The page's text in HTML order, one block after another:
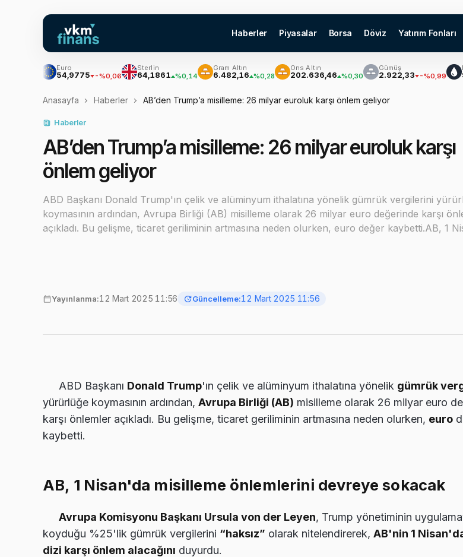
Haberler Piyasalar Borsa Döviz Yatırım Fonları
54,9775 -%0,06
Sterlin
64,1861 %0,14
Gram Altın
6.482,16 %0,28
Ons Altın
202.636,46 %0,30
Gümüş
2.922,33 -%0,99
Brent
$80,89
Anasayfa Haberler AB’den Trump’a misilleme: 26 milyar euroluk karşı önlem geliyor
Haberler
AB’den Trump’a misilleme: 26 milyar euroluk karşı
önlem geliyor
ABD Başkanı Donald Trump'ın çelik ve alüminyum ithalatına yönelik gümrük vergilerini
koymasının ardından, Avrupa Birliği (AB) misilleme olarak 26 milyar euro değerinde karşı
açıkladı. Bu gelişme, ticaret geriliminin artmasına neden olurken, euro değer kaybetti.AB, 1
Yayınlanma:12 Mart 2025 11:56 Güncelleme:12 Mart 2025 11:56
ABD Başkanı Donald Trump'ın çelik ve alüminyum ithalatına yönelik gümrük
yürürlüğe koymasının ardından, Avrupa Birliği (AB) misilleme olarak 26 milyar euro
karşı önlemler açıkladı. Bu gelişme, ticaret geriliminin artmasına neden olurken, euro
kaybetti.
AB, 1 Nisan'da misilleme önlemlerini devreye sokacak
Avrupa Komisyonu Başkanı Ursula von der Leyen, Trump yönetiminin
koyduğu %25'lik gümrük vergilerini “haksız” olarak nitelendirerek, AB'nin 1
dizi karşı önlem alacağını duyurdu.